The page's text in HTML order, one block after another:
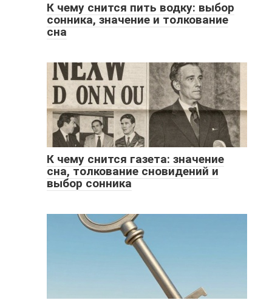
К чему снится пить водку: выбор
сонника, значение и толкование
сна
К чему снится газета: значение
сна, толкование сновидений и
выбор сонника